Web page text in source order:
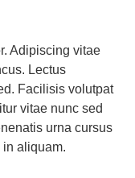
Adipiscing vitae
Lectus
Facilisis volutpat
vitae nunc sed
urna cursus
aliquam.